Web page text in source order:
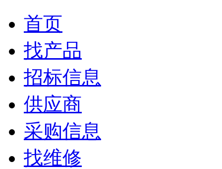
首页
找产品
招标信息
供应商
采购信息
找维修